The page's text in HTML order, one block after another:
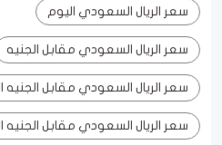
سعر الريال السعودي اليوم
سعر الريال السعودي مقابل الجنيه
سعر الريال السعودي مقابل الجنيه
سعر الريال السعودي مقابل الجنيه